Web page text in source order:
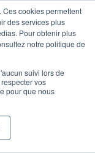
cookies permettent
des services plus
Pour obtenir plus
notre politique de
suivi lors de
vos
pour que nous